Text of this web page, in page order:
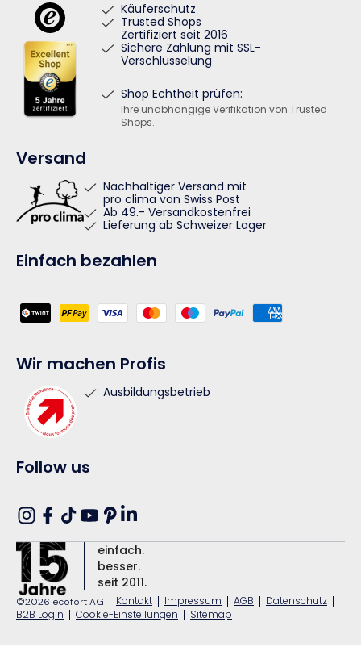
Käuferschutz
Trusted Shops
Zertifiziert seit 2016
Sichere Zahlung mit SSL-
Verschlüsselung
Shop Echtheit prüfen:
Ihre unabhängige Verifikation von Trusted
Shops.
Versand
Nachhaltiger Versand mit
pro clima von Swiss Post
Ab 49.- Versandkostenfrei
Lieferung ab Schweizer Lager
Einfach bezahlen
Zahlungsmethoden
Wir machen Profis
Ausbildungsbetrieb
Follow us
Instagram
Facebook
TikTokYouTube
Pinterest
Translation
missing:
de.general.social.links.linkedin
einfach.
besser.
seit 2011.
©2026 ecofort AG | Kontakt | Impressum | AGB | Datenschutz |
B2B Login | Cookie-Einstellungen | Sitemap